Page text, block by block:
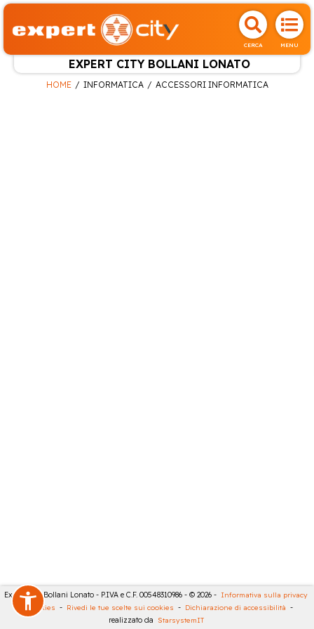
CERCA MENU
EXPERT CITY BOLLANI LONATO
HOME INFORMATICA ACCESSORI INFORMATICA
Expert City Bollani Lonato - P.IVA e C.F. 00548310986 - © 2026 - Informativa sulla privacy
Cookies - Rivedi le tue scelte sui cookies - Dichiarazione di accessibilità -
realizzato da StarsystemIT